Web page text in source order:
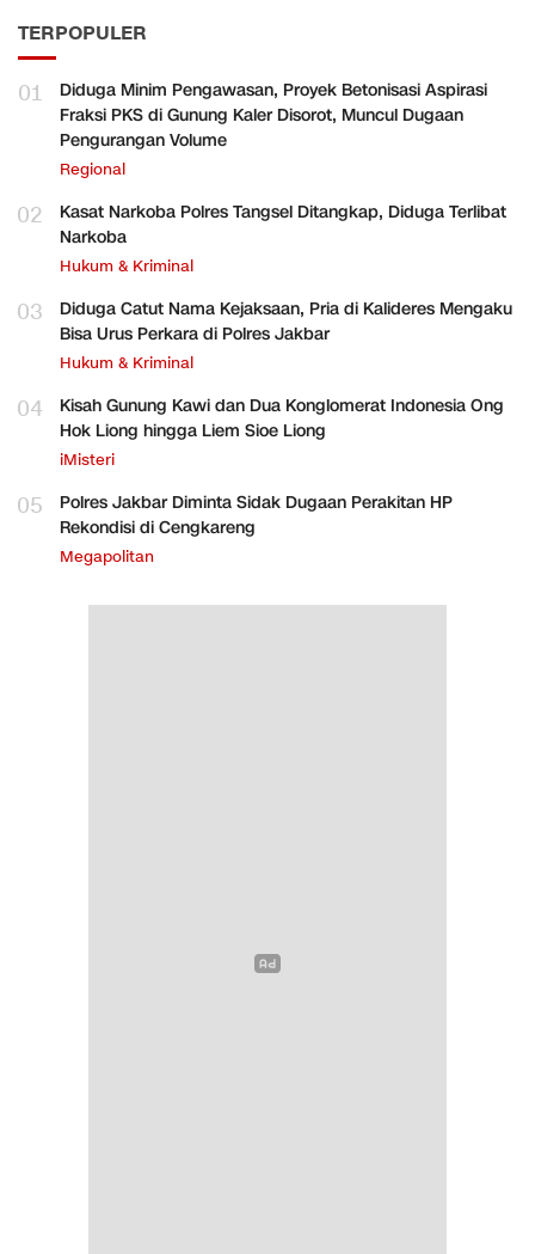
TERPOPULER
01
Diduga Minim Pengawasan, Proyek Betonisasi Aspirasi
Fraksi PKS di Gunung Kaler Disorot, Muncul Dugaan
Pengurangan Volume
Regional
02
Kasat Narkoba Polres Tangsel Ditangkap, Diduga Terlibat
Narkoba
Hukum & Kriminal
03
Diduga Catut Nama Kejaksaan, Pria di Kalideres Mengaku
Bisa Urus Perkara di Polres Jakbar
Hukum & Kriminal
04
Kisah Gunung Kawi dan Dua Konglomerat Indonesia Ong
Hok Liong hingga Liem Sioe Liong
iMisteri
05
Polres Jakbar Diminta Sidak Dugaan Perakitan HP
Rekondisi di Cengkareng
Megapolitan